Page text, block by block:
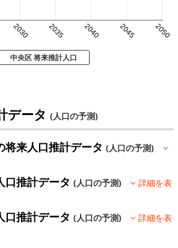
2030 2035 2040 2045 2050
中央区 将来推計人口
データ (人口の予測)
将来人口推計データ(人口の予測)
口推計データ(人口の予測)
詳細を表
口推計データ(人口の予測)
詳細を表